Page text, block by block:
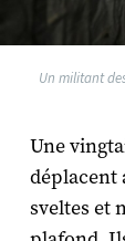
Un militant
Une
déplacent
sveltes et